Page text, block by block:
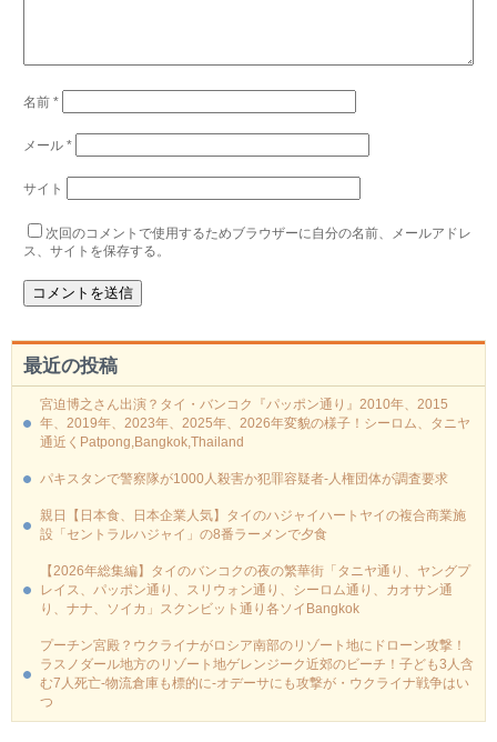
名前*
メール*
サイト
次回のコメントで使用するためブラウザーに自分の名前、メールアドレ
ス、サイトを保存する。
最近の投稿
宮迫博之さん出演？タイ・バンコク『パッポン通り』2010年、2015
年、2019年、2023年、2025年、2026年変貌の様子！シーロム、タニヤ
通近くPatpong,Bangkok,Thailand
パキスタンで警察隊が1000人殺害か犯罪容疑者-人権団体が調査要求
親日【日本食、日本企業人気】タイのハジャイハートヤイの複合商業施
設「セントラルハジャイ」の8番ラーメンで夕食
【2026年総集編】タイのバンコクの夜の繁華街「タニヤ通り、ヤングプ
レイス、パッポン通り、スリウォン通り、シーロム通り、カオサン通
り、ナナ、ソイカ」スクンビット通り各ソイBangkok
プーチン宮殿？ウクライナがロシア南部のリゾート地にドローン攻撃！
ラスノダール地方のリゾート地ゲレンジーク近郊のビーチ！子ども3人含
む7人死亡-物流倉庫も標的に‐オデーサにも攻撃が・ウクライナ戦争はい
つ